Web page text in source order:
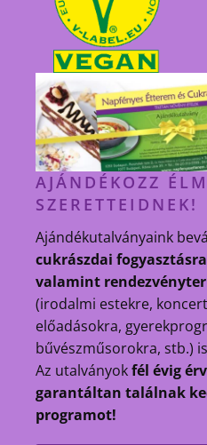
AJÁNDÉKOZZ
SZERETTEIDNEK!
Ajándékutalványaink
cukrászdai
valamint
(irodalmi estekre,
előadásokra,
bűvészműsorokra, stb.)
Az utalványokfél évig
garantáltan találnak
programot!